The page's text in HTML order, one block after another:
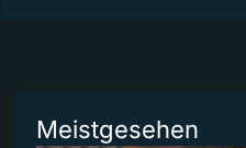
Meistgesehen